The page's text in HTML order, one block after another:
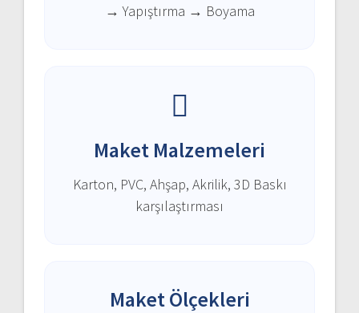
→ Yapıştırma → Boyama
Maket Malzemeleri
Karton, PVC, Ahşap, Akrilik, 3D Baskı
karşılaştırması
Maket Ölçekleri